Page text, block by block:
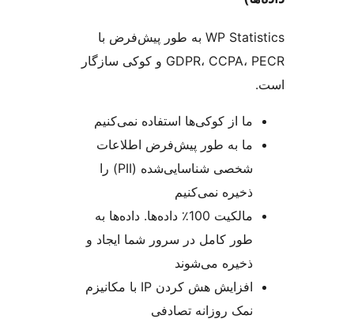
WP Statistics به طور پیش‌فرض با
GDPR، CCPA، PECR و کوکی سازگار
ما از کوکی‌ها استفاده نمی‌کنیم
ما به طور پیش‌فرض اطلاعات
شخصی شناسایی‌شده (PII) را
مالکیت 100٪ داده‌ها. داده‌ها به
طور کامل در سرور شما ایجاد و
افزایش هش کردن IP با مکانیزم
نمک روزانه تصادفی